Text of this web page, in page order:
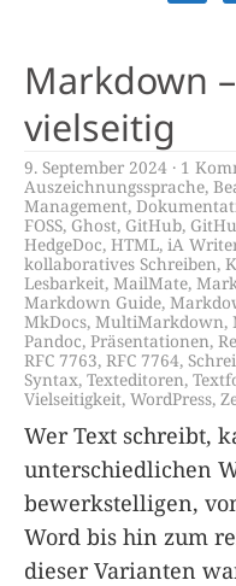
Markdown
vielseitig
9. September 2024 1
Auszeichnungssprache,
Management,
FOSS, Ghost, GitHub,
HedgeDoc, HTML, iA Writer
kollaboratives Schreiben,
Lesbarkeit, MailMate,
Markdown Guide,
MkDocs, MultiMarkdown,
Pandoc, Präsentationen,
RFC 7763, RFC 7764,
Syntax, Texteditoren,
Vielseitigkeit, WordPress,
Wer Text schreibt,
unterschiedlichen
bewerkstelligen,
Word bis hin zum
dieser Varianten